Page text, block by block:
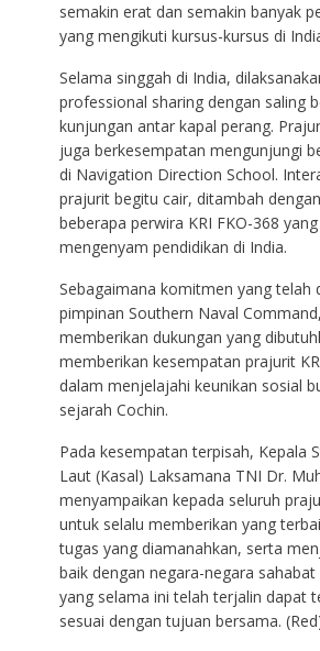
semakin erat dan semakin banyak
yang mengikuti kursus-kursus di
Selama singgah di India,
professional sharing dengan saling
kunjungan antar kapal perang.
juga berkesempatan mengunjungi
di Navigation Direction School.
prajurit begitu cair, ditambah
beberapa perwira KRI FKO-368
mengenyam pendidikan di India.
Sebagaimana komitmen yang telah
pimpinan Southern Naval
memberikan dukungan yang
memberikan kesempatan prajurit
dalam menjelajahi keunikan sosial
sejarah Cochin.
Pada kesempatan terpisah, Kepala
Laut (Kasal) Laksamana TNI Dr.
menyampaikan kepada seluruh
untuk selalu memberikan yang
tugas yang diamanahkan, serta
baik dengan negara-negara
yang selama ini telah terjalin dapat
sesuai dengan tujuan bersama.